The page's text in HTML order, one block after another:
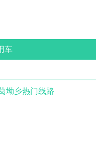
车
坳乡热门线路